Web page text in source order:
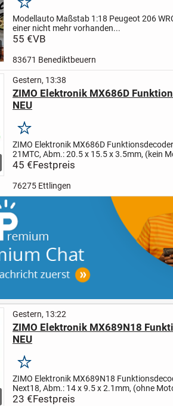
Merken
Modellauto Maßstab 1:18 Peugeot 206
einer nicht mehr vorhanden...
55 €VB
83671 Benediktbeuern
Gestern, 13:38
ZIMO Elektronik MX686D
NEU
Merken
ZIMO Elektronik MX686D
21MTC, Abm.: 20.5 x 15.5 x 3.5mm, (kein
Zweitadresse (CV # 64 bis 68), ungestörter
45 €Festpreis
76275 Ettlingen
Gestern, 13:22
ZIMO Elektronik MX689N18
NEU
Merken
ZIMO Elektronik MX689N18
Next18, Abm.: 14 x 9.5 x 2.1mm, (ohne
Zweitadresse (CV # 64 bis 68), ungestörter
23 €Festpreis